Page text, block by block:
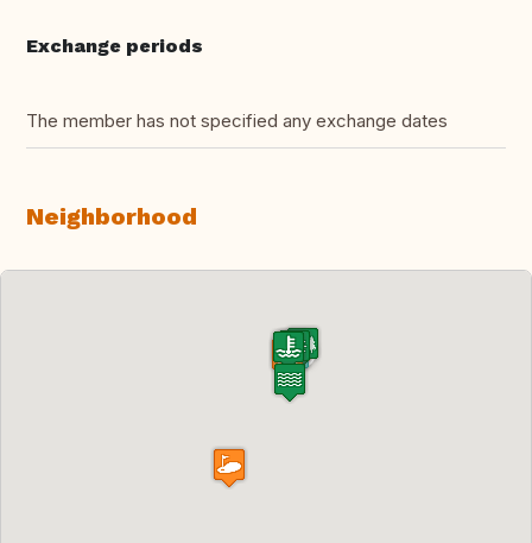
Exchange periods
The member has not specified any exchange dates
Neighborhood